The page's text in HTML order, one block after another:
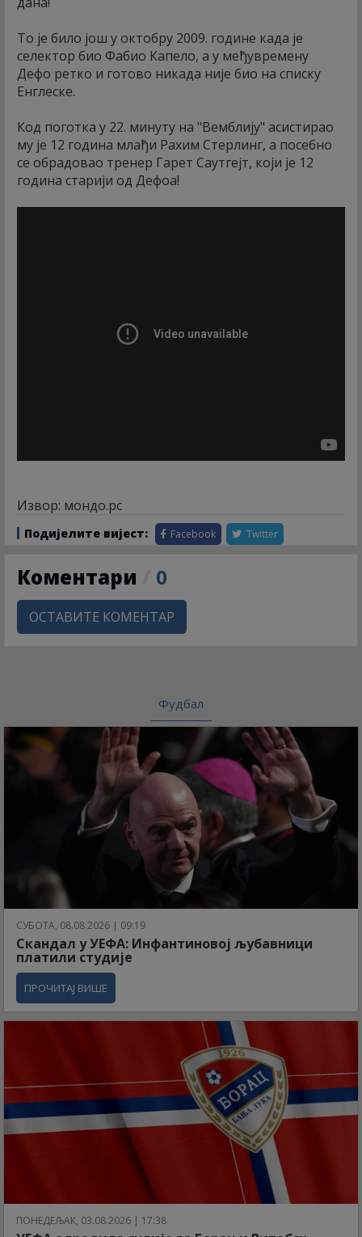
То је било још у октобру 2009. године када је
селектор био Фабио Капело, а у међувремену
Дефо ретко и готово никада није био на списку
Енглеске.
Код поготка у 22. минуту на "Вемблију" асистирао
му је 12 година млађи Рахим Стерлинг, а посебно
се обрадовао тренер Гарет Саутгејт, који је 12
година старији од Дефоа!
Извор: мондо.рс
Подијелите вијест: Facebook Twitter
Коментари 0
ОСТАВИТЕ КОМЕНТАР
Фудбал
СУБОТА, 08.08.2026 | 09:19
Скандал у УЕФА: Инфантиновој љубавници
платили студије
ПРОЧИТАЈ ВИШЕ
ПОНЕДЕЉАК, 03.08.2026 | 17:38